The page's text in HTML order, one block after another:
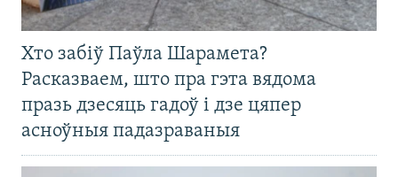
Хто забіў Паўла Шарамета?
Расказваем, што пра гэта вядома
празь дзесяць гадоў і дзе цяпер
асноўныя падазраваныя